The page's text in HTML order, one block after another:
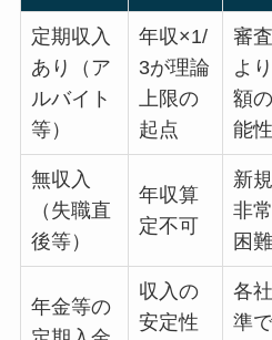
定期収入
あり（ア
ルバイト
等）
年収×1/
3が理論
上限の
起点
審
よ
額
能性
無収入
（失職直
後等）
年収算
定不可
新
非
困難
年金等の
収入の
安定性
各
準